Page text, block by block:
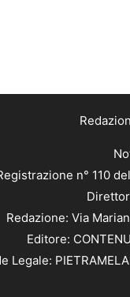
n° 110
Redazione: Via
Editore:
Legale: